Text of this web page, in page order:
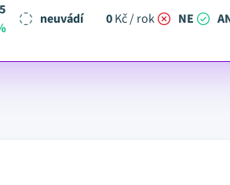
neuvádí 0Kč / rok NE